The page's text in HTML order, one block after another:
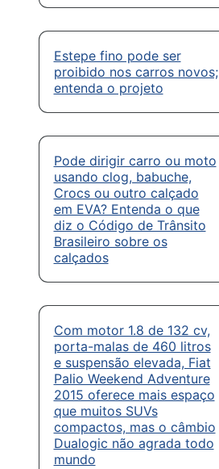
Estepe fino pode ser
proibido nos carros novos;
entenda o projeto
Pode dirigir carro ou moto
usando clog, babuche,
Crocs ou outro calçado
em EVA? Entenda o que
diz o Código de Trânsito
Brasileiro sobre os
calçados
Com motor 1.8 de 132 cv,
porta-malas de 460 litros
e suspensão elevada, Fiat
Palio Weekend Adventure
2015 oferece mais espaço
que muitos SUVs
compactos, mas o câmbio
Dualogic não agrada todo
mundo